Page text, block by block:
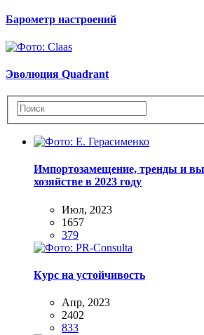
Барометр настроений
Эволюция Quadrant
Импортозамещение, тренды и
хозяйстве в 2023 году
Июл, 2023
1657
379
Курс на устойчивость
Апр, 2023
2402
833